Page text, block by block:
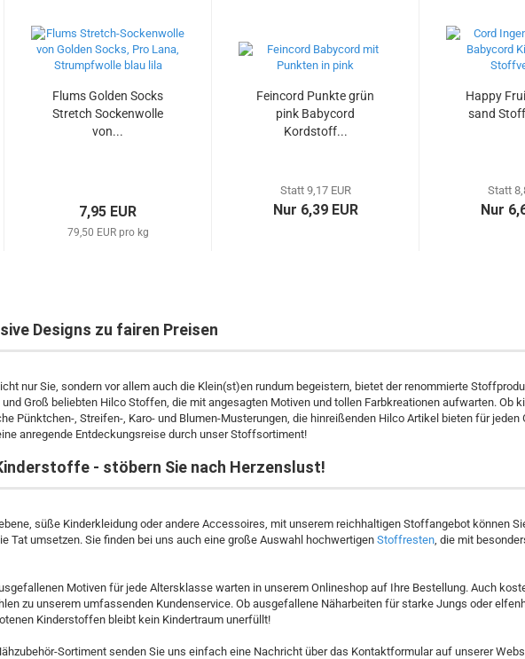
Flums Golden Socks
Stretch Sockenwolle
von...
7,95 EUR
79,50 EUR pro kg
Feincord Punkte grün
pink Babycord
Kordstoff...
Statt 9,17 EUR
Nur 6,39 EUR
Happy
sand
Statt
Nur
Designs zu fairen Preisen
nur Sie, sondern vor allem auch die Klein(st)en rundum begeistern, bietet der renommierte
Groß beliebten Hilco Stoffen, die mit angesagten Motiven und tollen Farbkreationen aufwarten. Ob
Pünktchen-, Streifen-, Karo- und Blumen-Musterungen, die hinreißenden Hilco Artikel bieten für
anregende Entdeckungsreise durch unser Stoffsortiment!
- stöbern Sie nach Herzenslust!
süße Kinderkleidung oder andere Accessoires, mit unserem reichhaltigen Stoffangebot können
Tat umsetzen. Sie finden bei uns auch eine große Auswahl hochwertigen Stoffresten, die mit
Motiven für jede Altersklasse warten in unserem Onlineshop auf Ihre Bestellung. Auch
zu unserem umfassenden Kundenservice. Ob ausgefallene Näharbeiten für starke Jungs oder
Kinderstoffen bleibt kein Kindertraum unerfüllt!
Sortiment senden Sie uns einfach eine Nachricht über das Kontaktformular auf unserer